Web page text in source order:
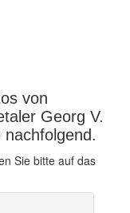
von
Georg V.
Sie bitte auf das